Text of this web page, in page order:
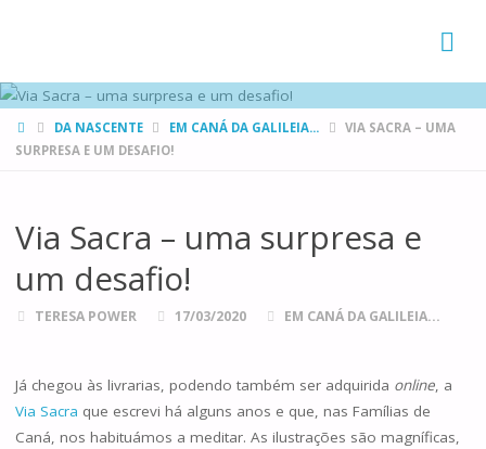
HOMEDA NASCENTE EM CANÁ DA GALILEIA...
VIA SACRA – UMA
SURPRESA E UM DESAFIO!
Via Sacra – uma surpresa e
um desafio!
TERESA POWER 17/03/2020 EM CANÁ DA GALILEIA...
Já chegou às livrarias, podendo também ser adquirida online, a
Via Sacra que escrevi há alguns anos e que, nas Famílias de
Caná, nos habituámos a meditar. As ilustrações são magníficas,